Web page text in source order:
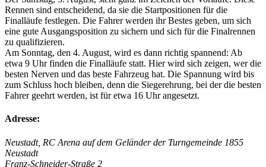
Rennen sind entscheidend, da sie die Startpositionen für die
Finalläufe festlegen. Die Fahrer werden ihr Bestes geben, um sich
eine gute Ausgangsposition zu sichern und sich für die Finalrennen
zu qualifizieren.
Am Sonntag, den 4. August, wird es dann richtig spannend: Ab
etwa 9 Uhr finden die Finalläufe statt. Hier wird sich zeigen, wer die
besten Nerven und das beste Fahrzeug hat. Die Spannung wird bis
zum Schluss hoch bleiben, denn die Siegerehrung, bei der die besten
Fahrer geehrt werden, ist für etwa 16 Uhr angesetzt.
Adresse:
Neustadt, RC Arena auf dem Geländer der Turngemeinde 1855
Neustadt
Franz-Schneider-Straße 2